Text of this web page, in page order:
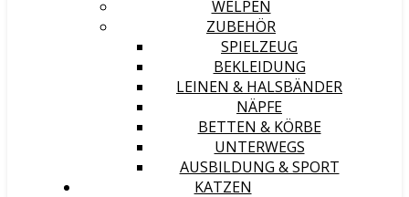
WELPEN
ZUBEHÖR
SPIELZEUG
BEKLEIDUNG
LEINEN & HALSBÄNDER
NÄPFE
BETTEN & KÖRBE
UNTERWEGS
AUSBILDUNG & SPORT
KATZEN